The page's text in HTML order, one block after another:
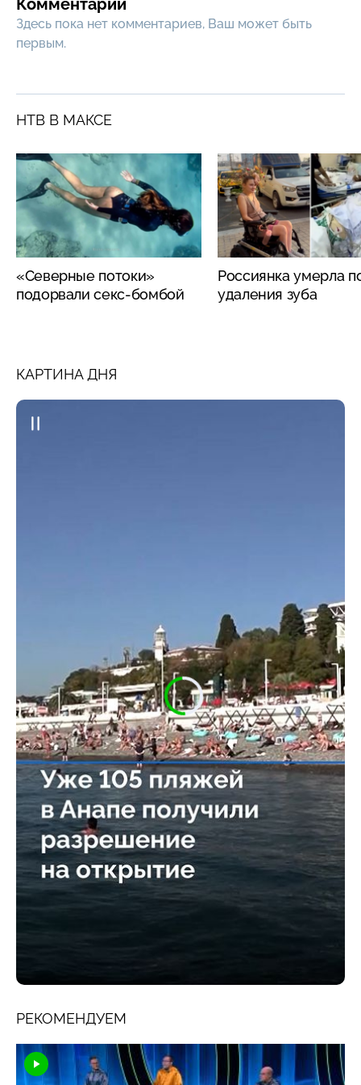
Комментарии
Здесь пока нет комментариев, Ваш может быть
первым.
НТВ В МАКСЕ
«Северные потоки»
подорвали секс-бомбой
Россиянка умерла
удаления зуба
КАРТИНА ДНЯ
РЕКОМЕНДУЕМ